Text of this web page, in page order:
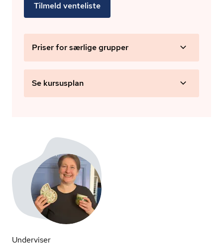
Tilmeld venteliste
Priser for særlige grupper
Se kursusplan
Underviser